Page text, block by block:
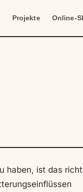
Projekte Online-
haben, ist das